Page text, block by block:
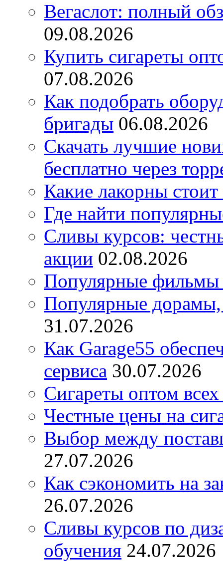
Вегаслот: полный
09.08.2026
Купить сигареты
07.08.2026
Как подобрать
бригады 06.08.2026
Скачать лучшие
бесплатно через
Какие лакорны стоит
Где найти
Сливы курсов:
акции 02.08.2026
Популярные фильмы
Популярные дорамы,
31.07.2026
Как Garage55
сервиса 30.07.2026
Сигареты оптом
Честные цены на
Выбор между
27.07.2026
Как сэкономить на
26.07.2026
Сливы курсов по
обучения 24.07.2026